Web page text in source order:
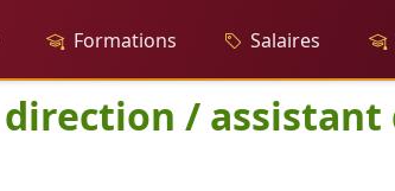
Formations Salaires
/